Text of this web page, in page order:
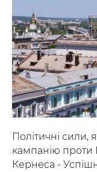
Політичні сили,
кампанію проти
Кернеса -